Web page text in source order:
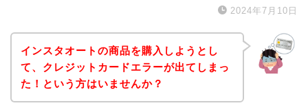
2024年7月10日
インスタオートの商品を購入しようとし
て、クレジットカードエラーが出てしまっ
た！という方はいませんか？